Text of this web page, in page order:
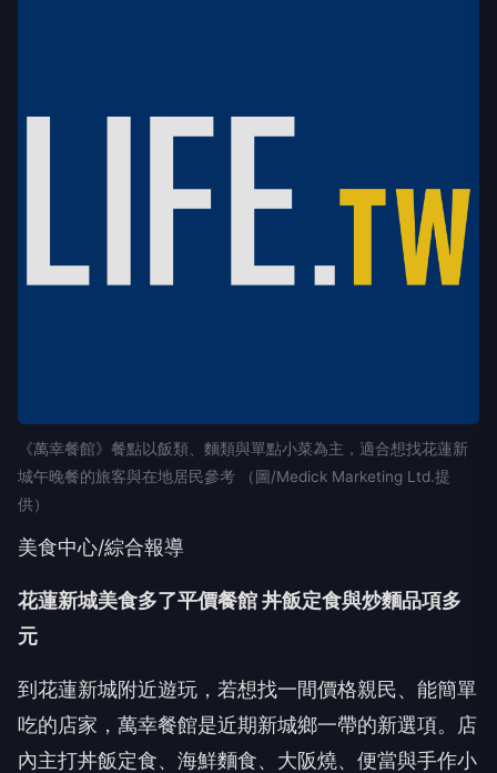
《萬幸餐館》餐點以飯類、麵類與單點小菜為主，適合想找花蓮新
城午晚餐的旅客與在地居民參考 （圖/Medick Marketing Ltd.提
供）
美食中心/綜合報導
花蓮新城美食多了平價餐館 丼飯定食與炒麵品項多
元
到花蓮新城附近遊玩，若想找一間價格親民、能簡單
吃的店家，萬幸餐館是近期新城鄉一帶的新選項。店
內主打丼飯定食、海鮮麵食、大阪燒、便當與手作小